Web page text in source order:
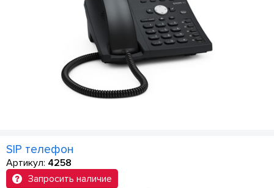
SIP телефон
Артикул: 4258
Запросить наличие